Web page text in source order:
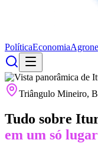
PolíticaEconomia
Triângulo Mineiro,
Tudo sobre
em um só lugar